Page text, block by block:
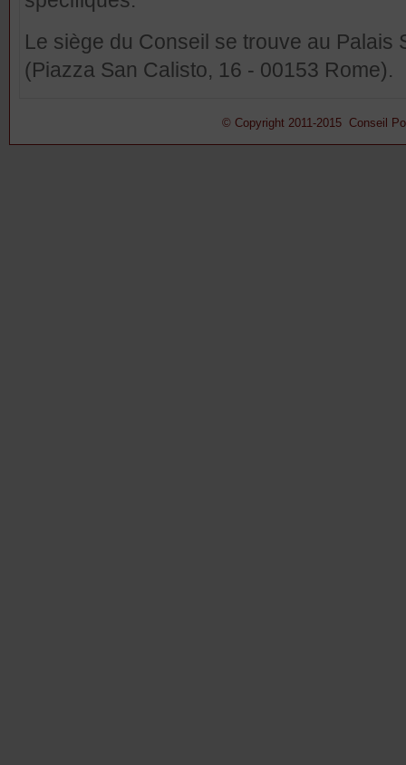
Le siège du Conseil se trouve au Palais
(Piazza San Calisto, 16 - 00153 Rome).
© Copyright 2011-2015 Conseil